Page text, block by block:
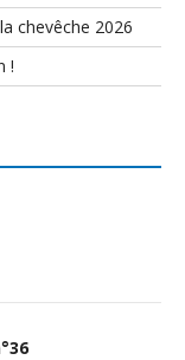
chevêche 2026
!